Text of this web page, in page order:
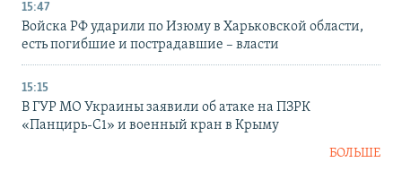
15:47
Войска РФ ударили по Изюму в Харьковской области,
есть погибшие и пострадавшие – власти
15:15
В ГУР МО Украины заявили об атаке на ПЗРК
«Панцирь-С1» и военный кран в Крыму
БОЛЬШЕ